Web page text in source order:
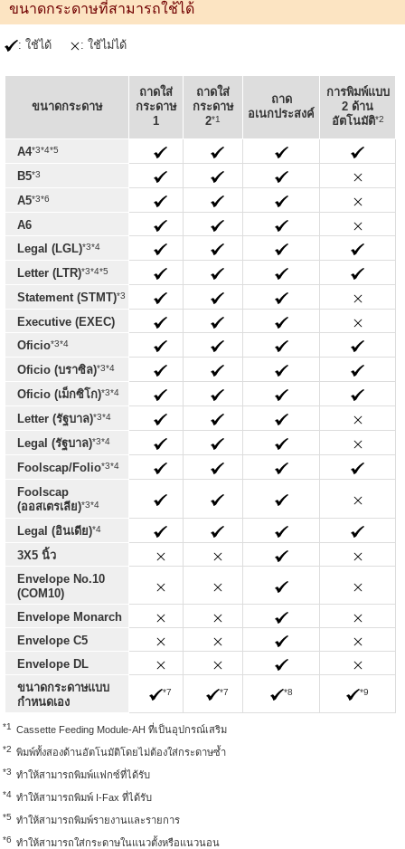
ขนาดกระดาษที่สามารถใช้ได้
: ใช้ได้ : ใช้ไม่ได้
ขนาดกระดาษ
ถาดใส่
กระดาษ
1
ถาดใส่
กระดาษ
2*1
ถาด
อเนกประสงค์
การพิมพ์แบบ
2 ด้าน
อัตโนมัติ*2
A4*3*4*5
B5*3
A5*3*6
A6
Legal (LGL)*3*4
Letter (LTR)*3*4*5
Statement (STMT)*3
Executive (EXEC)
Oficio*3*4
Oficio (บราซิล)*3*4
Oficio (เม็กซิโก)*3*4
Letter (รัฐบาล)*3*4
Legal (รัฐบาล)*3*4
Foolscap/Folio*3*4
Foolscap
(ออสเตรเลีย)*3*4
Legal (อินเดีย)*4
3X5 นิ้ว
Envelope No.10
(COM10)
Envelope Monarch
Envelope C5
Envelope DL
ขนาดกระดาษแบบ
กำหนดเอง
*7 *7 *8 *9
*1 Cassette Feeding Module-AH ที่เป็นอุปกรณ์เสริม
*2 พิมพ์ทั้งสองด้านอัตโนมัติโดยไม่ต้องใส่กระดาษซ้ำ
*3 ทำให้สามารถพิมพ์แฟกซ์ที่ได้รับ
*4 ทำให้สามารถพิมพ์ I-Fax ที่ได้รับ
*5 ทำให้สามารถพิมพ์รายงานและรายการ
*6 ทำให้สามารถใส่กระดาษในแนวตั้งหรือแนวนอน